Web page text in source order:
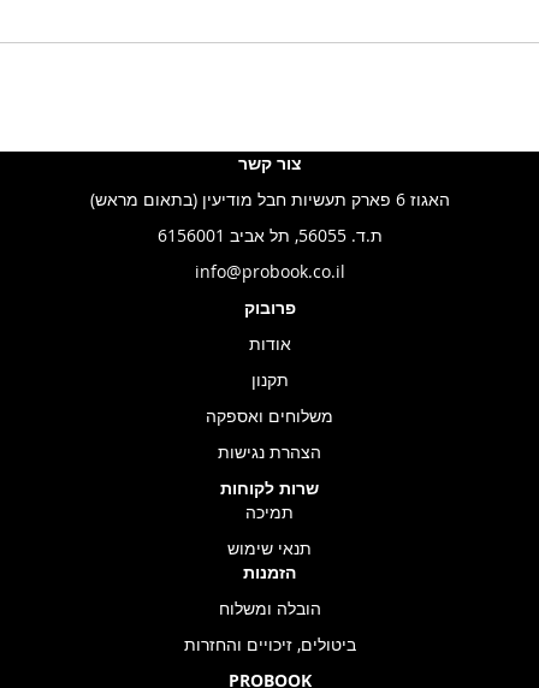
צור קשר
האגוז 6 פארק תעשיות חבל מודיעין (בתאום מראש)
ת.ד. 56055, תל אביב 6156001
info@probook.co.il
פרובוק
אודות
תקנון
משלוחים ואספקה
הצהרת נגישות
שרות לקוחות
תמיכה
תנאי שימוש
הזמנות
הובלה ומשלוח
ביטולים, זיכויים והחזרות
PROBOOK